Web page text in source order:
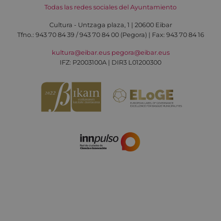
Todas las redes sociales del Ayuntamiento
Cultura - Untzaga plaza, 1 | 20600 Eibar
Tfno.: 943 70 84 39 / 943 70 84 00 (Pegora) | Fax: 943 70 84 16
kultura@eibar.eus pegora@eibar.eus
IFZ: P2003100A | DIR3 L01200300